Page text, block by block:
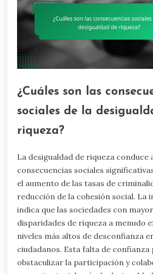
¿Cuáles son las
sociales de la
riqueza?
La desigualdad de riqueza conduce
consecuencias sociales
el aumento de las tasas de
reducción de la cohesión social. La
indica que las sociedades con
disparidades de riqueza a menudo
niveles más altos de desconfianza
ciudadanos. Esta falta de confianza
obstaculizar la participación y